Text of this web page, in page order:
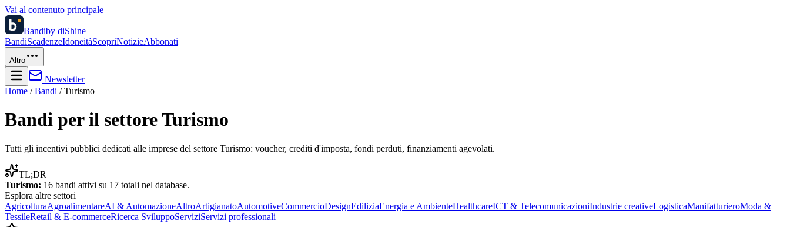
Vai al contenuto principale
Bandiby diShine
BandiScadenzeIdoneitàScopriNotizieAbbonati
Altro
Newsletter
Home /Bandi /Turismo
Bandi per il settoreTurismo
Tutti gli incentivi pubblici dedicati alle imprese del settore Turismo: voucher, crediti d'imposta, fondi perduti, finanziamenti agevolati.
TL;DR
Turismo: 16 bandi attivi su 17 totali nel database.
Esplora altre settori
AgricolturaAgroalimentareAI & AutomazioneAltroArtigianatoAutomotiveCommercioDesignEdiliziaEnergia e AmbienteHealthcareICT & TelecomunicazioniIndustrie creativeLogisticaManifatturieroModa &
TessileRetail & E-commerceRicerca SviluppoServiziServizi professionali